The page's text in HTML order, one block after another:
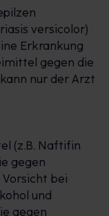
hervorrufen.
versicolor)
Erkrankung
gegen die
nur der Arzt
(z.B. Naftifin
gegen
bei
und
gegen